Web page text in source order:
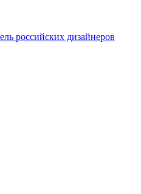
российских дизайнеров